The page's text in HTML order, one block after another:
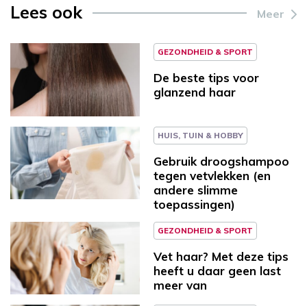
Lees ook Meer
GEZONDHEID & SPORT
De beste tips voor
glanzend haar
HUIS, TUIN & HOBBY
Gebruik droogshampoo
tegen vetvlekken (en
andere slimme
toepassingen)
GEZONDHEID & SPORT
Vet haar? Met deze tips
heeft u daar geen last
meer van